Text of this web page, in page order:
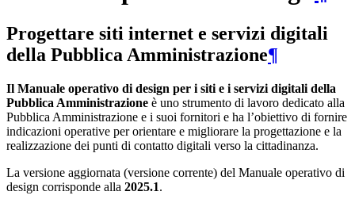
Progettare siti internet e servizi digitali
della Pubblica Amministrazione¶
Il Manuale operativo di design per i siti e i servizi digitali della
Pubblica Amministrazione è uno strumento di lavoro dedicato alla
Pubblica Amministrazione e i suoi fornitori e ha l’obiettivo di fornire
indicazioni operative per orientare e migliorare la progettazione e la
realizzazione dei punti di contatto digitali verso la cittadinanza.
La versione aggiornata (versione corrente) del Manuale operativo di
design corrisponde alla 2025.1.